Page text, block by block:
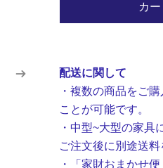
カ
配送に関して
・複数の商品をご
ことが可能です。
・中型~大型の家具
ご注文後に別途送
・「家財おまかせ